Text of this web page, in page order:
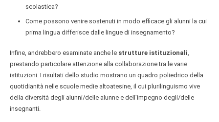
scolastica?
Come possono venire sostenuti in modo efficace gli alunni la cui
prima lingua differisce dalle lingue di insegnamento?
Infine, andrebbero esaminate anche le strutture istituzionali,
prestando particolare attenzione alla collaborazione tra le varie
istituzioni. I risultati dello studio mostrano un quadro poliedrico della
quotidianità nelle scuole medie altoatesine, il cui plurilinguismo vive
della diversità degli alunni/delle alunne e dell’impegno degli/delle
insegnanti.